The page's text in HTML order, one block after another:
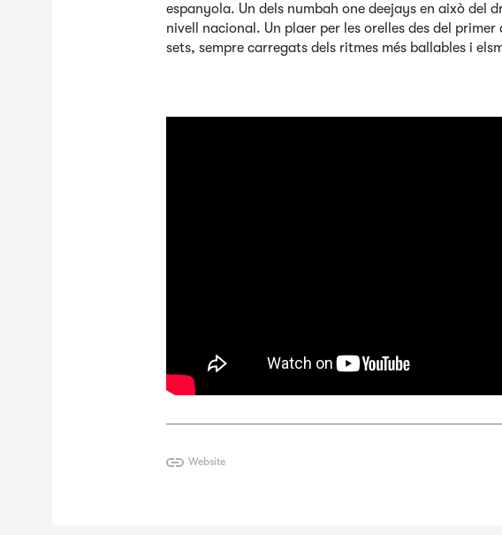
espanyola. Un dels numbah one deejays en això del
nivell nacional. Un plaer per les orelles des del
sets, sempre carregats dels ritmes més ballables i
Website